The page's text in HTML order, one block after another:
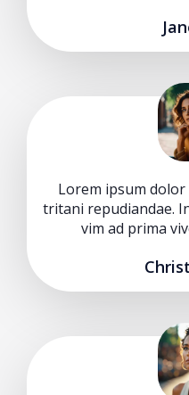
Lorem ipsum
tritani repudiandae.
vim ad prima